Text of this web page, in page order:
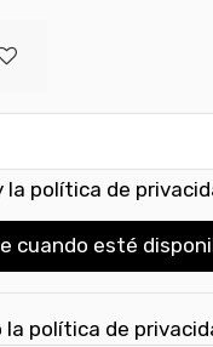
la política de
cuando esté
la política de